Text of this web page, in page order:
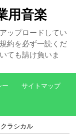
用音楽
ップロードしてい
約を必ず一読くだ
ても請け負いま
ー サイトマップ
ラシカル